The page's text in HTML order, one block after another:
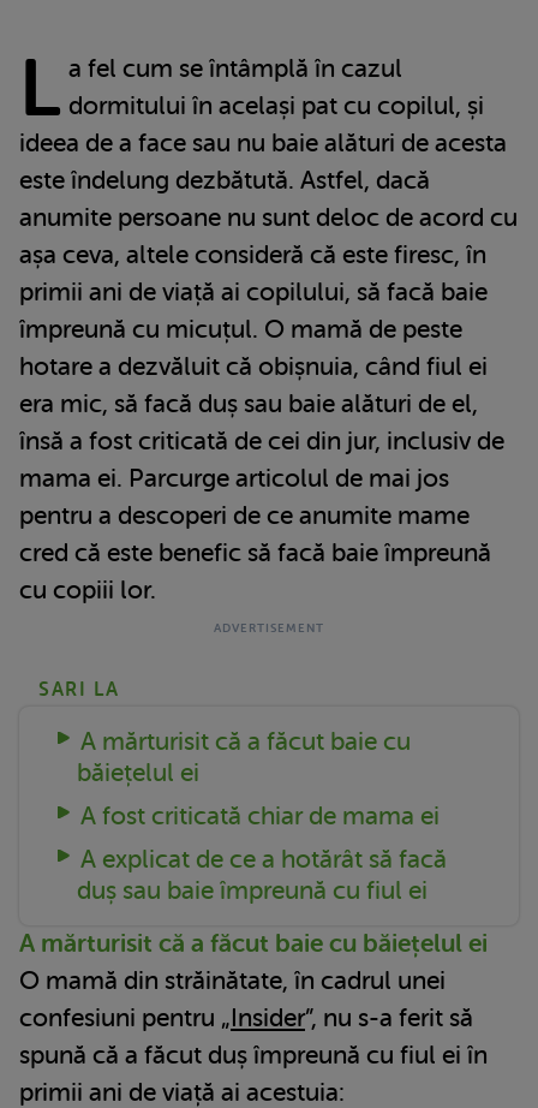
L a fel cum se întâmplă în cazul
dormitului în același pat cu copilul, și
ideea de a face sau nu baie alături de acesta
este îndelung dezbătută. Astfel, dacă
anumite persoane nu sunt deloc de acord cu
așa ceva, altele consideră că este firesc, în
primii ani de viață ai copilului, să facă baie
împreună cu micuțul. O mamă de peste
hotare a dezvăluit că obișnuia, când fiul ei
era mic, să facă duș sau baie alături de el,
însă a fost criticată de cei din jur, inclusiv de
mama ei. Parcurge articolul de mai jos
pentru a descoperi de ce anumite mame
cred că este benefic să facă baie împreună
cu copiii lor.
SARI LA
A mărturisit că a făcut baie cu
băiețelul ei
A fost criticată chiar de mama ei
A explicat de ce a hotărât să facă
duș sau baie împreună cu fiul ei
A mărturisit că a făcut baie cu băiețelul ei
O mamă din străinătate, în cadrul unei
confesiuni pentru „Insider”, nu s-a ferit să
spună că a făcut duș împreună cu fiul ei în
primii ani de viață ai acestuia: